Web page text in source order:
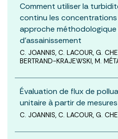
Comment utiliser la
continu les concentrations
approche méthodologique
d’assainissement
C. JOANNIS, C. LACOUR, G.
BERTRAND-KRAJEWSKI, M.
Évaluation de flux de
unitaire à partir de
C. JOANNIS, C. LACOUR, G.